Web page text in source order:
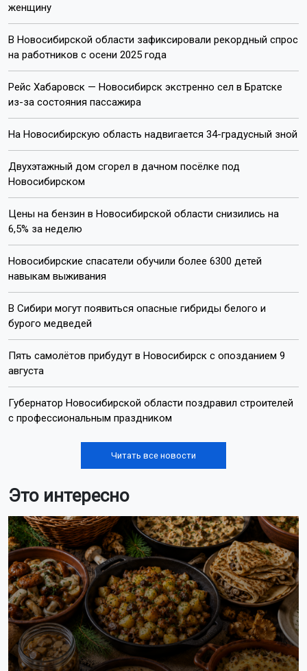
женщину
В Новосибирской области зафиксировали рекордный спрос
на работников с осени 2025 года
Рейс Хабаровск — Новосибирск экстренно сел в Братске
из-за состояния пассажира
На Новосибирскую область надвигается 34-градусный зной
Двухэтажный дом сгорел в дачном посёлке под
Новосибирском
Цены на бензин в Новосибирской области снизились на
6,5% за неделю
Новосибирские спасатели обучили более 6300 детей
навыкам выживания
В Сибири могут появиться опасные гибриды белого и
бурого медведей
Пять самолётов прибудут в Новосибирск с опозданием 9
августа
Губернатор Новосибирской области поздравил строителей
с профессиональным праздником
Читать все новости
Это интересно